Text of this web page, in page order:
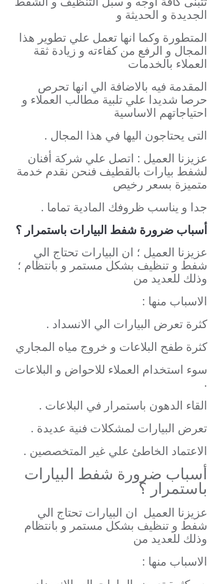
الجديدة و الحديثة و
المتطورة وكما انها تعمل علي تطوير هذا
المجال و الرفع من كفاءته و زيادة ثقة
العملاء بالخدمات
المقدمة فيه بالاضافة الي انها تحرص
حرصا شديدا علي تلبية مطالب العملاء و
احتياجاتهم الاساسية
التى يحتاجون اليها في هذا المجال .
عزيزنا العميل : اتصل علي شركة أفنان
لشفط بيارات بالقطيف فنحن نقدم خدمة
متميزة بسعر رخيص
جدا و يناسب ظروفك المادية تماما .
أسباب ضرورة شفط البيارات باستمرار ؟
عزيزنا العميل ؛ ان البيارات تحتاج الي
شفط و تنظيف بشكل مستمر و بانتظام ؛
وذلك للعديد من
الاسباب منها :
كثرة تعرض البيارات الي الانسداد .
كثرة طفح البلاعات و خروج مياه المجاري
سوء استخدام العملاء للاحواض و البلاعات
.
القاء الدهون باستمرار في البلاعات .
تعرض البيارات لمشكلات فنية عديدة .
الاعتماد الخاطئ علي غير المتخصصين .
أسباب ضرورة شفط البيارات
باستمرار ؟
عزيزنا العميل ان البيارات تحتاج الي
شفط و تنظيف بشكل مستمر و بانتظام
وذلك للعديد من
الاسباب منها :